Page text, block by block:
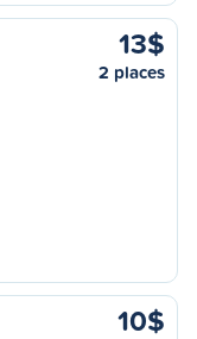
13$
2 places
10$